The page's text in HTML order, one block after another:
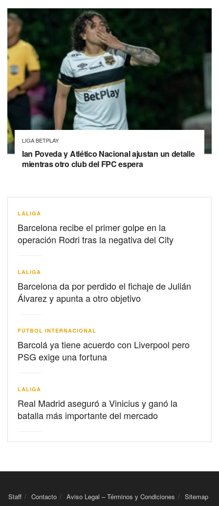
LIGA BETPLAY
Ian Poveda y Atlético Nacional ajustan un detalle
mientras otro club del FPC espera
LALIGA
Barcelona recibe el primer golpe en la
operación Rodri tras la negativa del City
LALIGA
Barcelona da por perdido el fichaje de Julián
Álvarez y apunta a otro objetivo
FÚTBOL INTERNACIONAL
Barcolá ya tiene acuerdo con Liverpool pero
PSG exige una fortuna
LALIGA
Real Madrid aseguró a Vinicius y ganó la
batalla más importante del mercado
Staff Contacto Aviso Legal – Términos y Condiciones Sitemap